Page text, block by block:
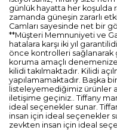
günlük hayatta her koşulda
zamanda güneşin zararlı
Camları sayesinde net bir
**Müşteri Memnuniyeti ve
hatalara karşı iki yıl
önce kontrolleri
koruma amaçlı
kilidi takılmaktadır. Kilidi
yapılamamaktadır. Başka
listeleyemediğimiz ürünler
iletişime geçiniz.. Tiffany
ideal seçenekler sunar.
insan için ideal seçenekler
zevkten insan için ideal